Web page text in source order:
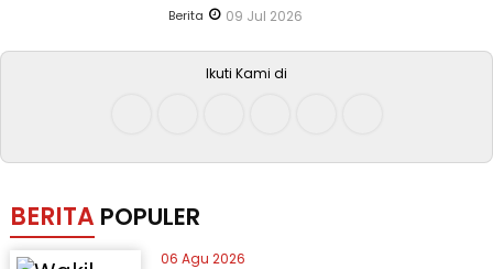
Berita 09 Jul 2026
Ikuti Kami di
BERITA POPULER
06 Agu 2026